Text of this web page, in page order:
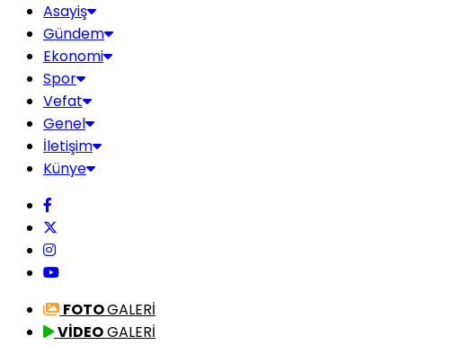
Asayiş
Gündem
Ekonomi
Spor
Vefat
Genel
İletişim
Künye
FOTOGALERİ
VİDEOGALERİ